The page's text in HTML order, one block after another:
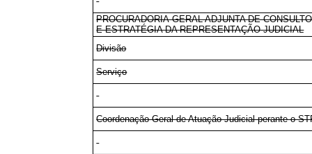
PROCURADORIA-GERAL ADJUNTA DE
E ESTRATÉGIA DA REPRESENTAÇÃO JUDICIAL
Divisão
Serviço
Coordenação-Geral de Atuação Judicial perante o